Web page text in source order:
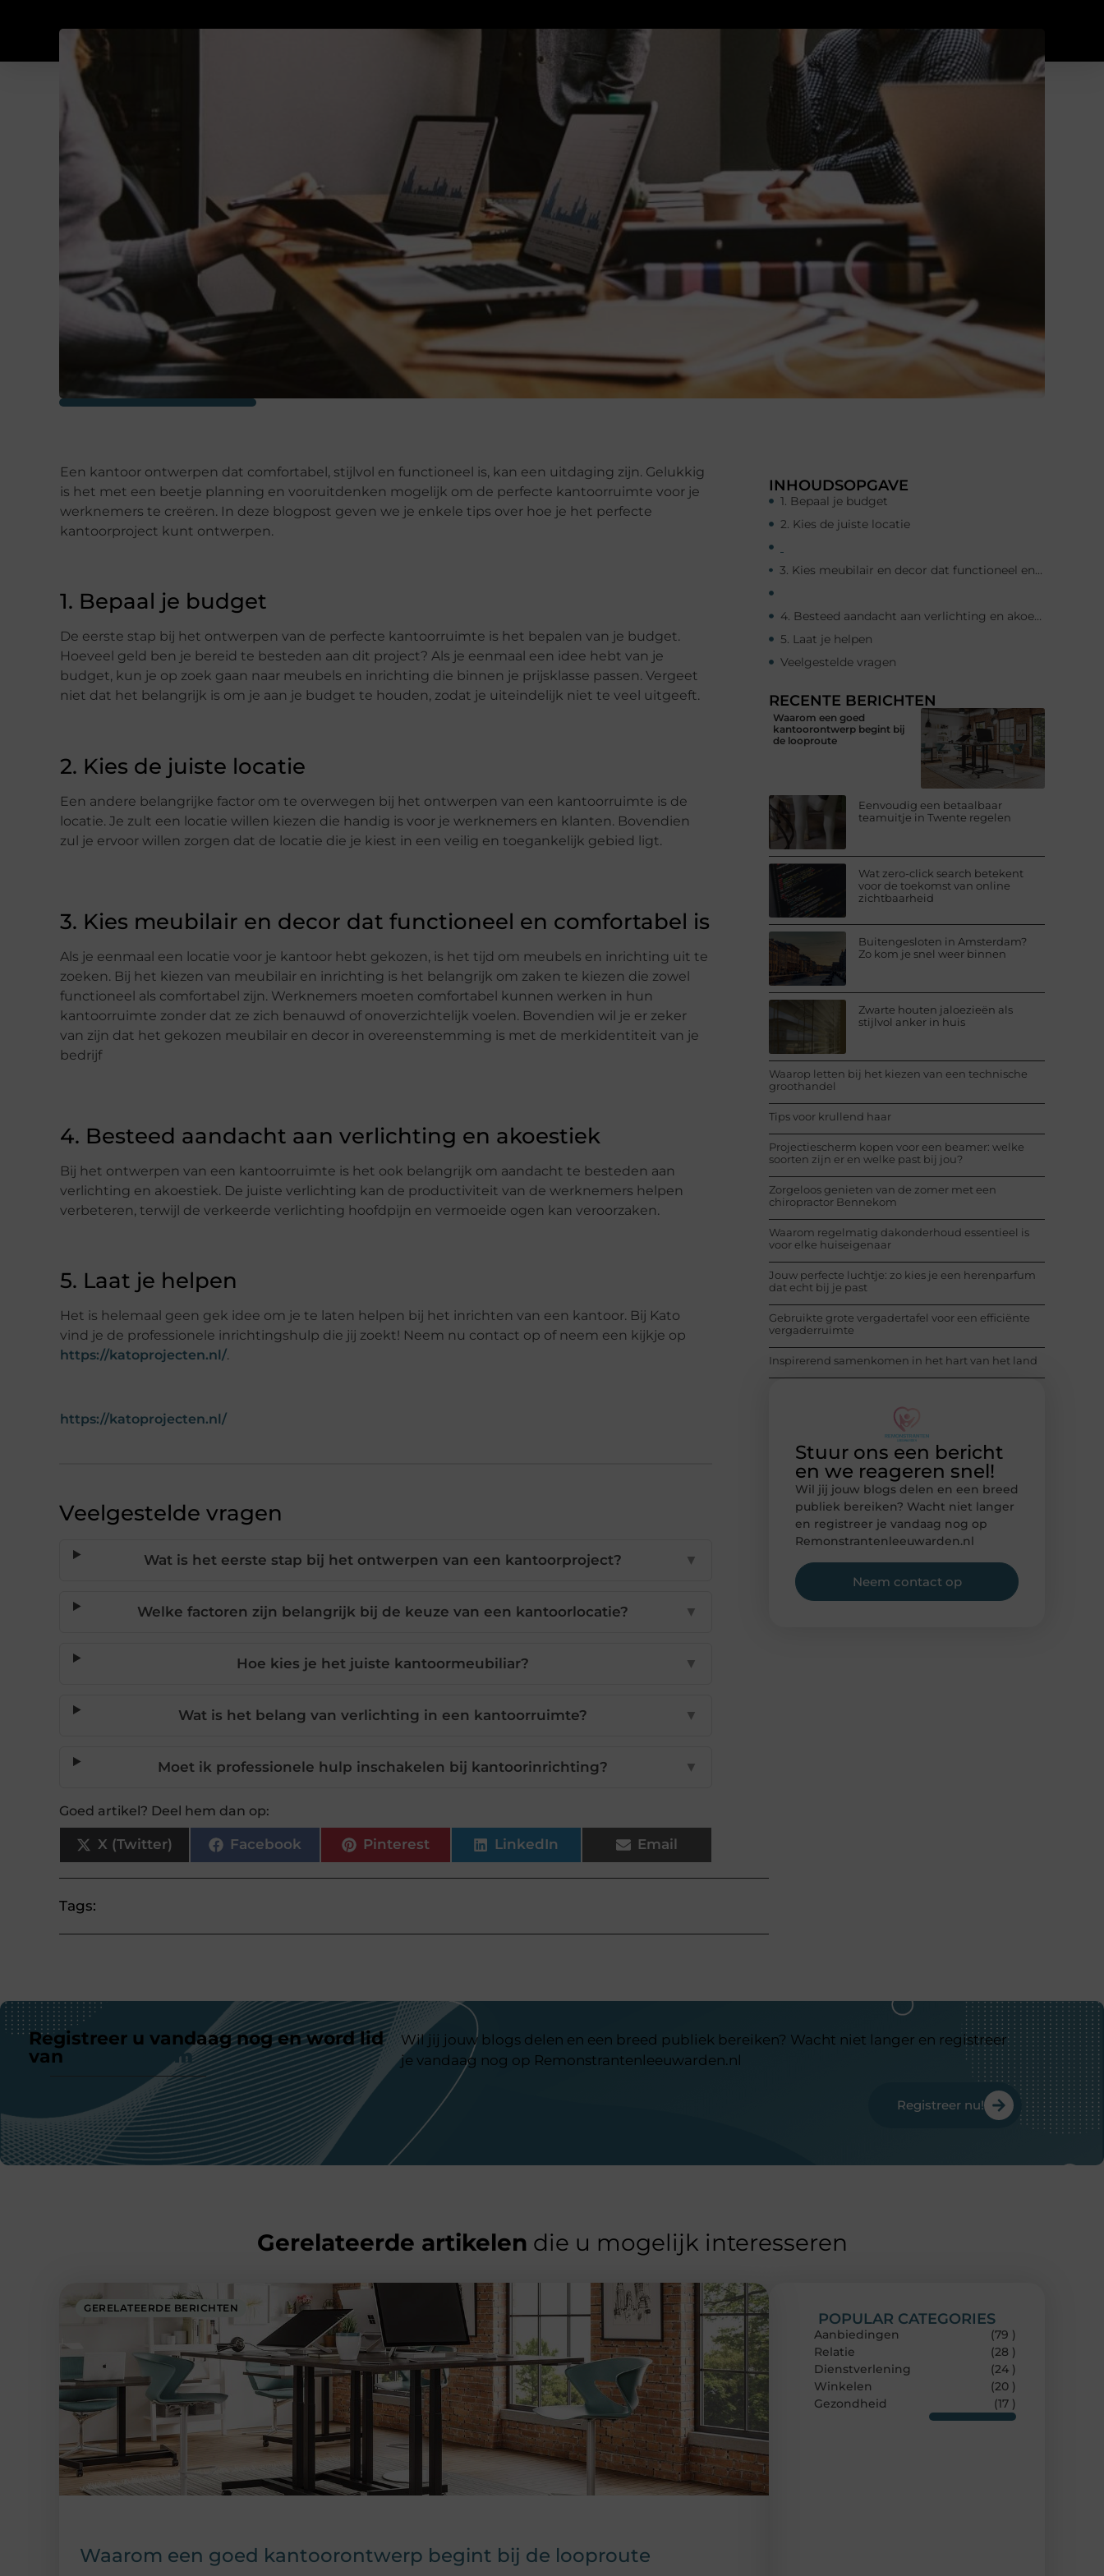
Een kantoor ontwerpen dat comfortabel, stijlvol en functioneel is, kan een uitdaging zijn. Gelukkig
is het met een beetje planning en vooruitdenken mogelijk om de perfecte kantoorruimte voor je
werknemers te creëren. In deze blogpost geven we je enkele tips over hoe je het perfecte
kantoorproject kunt ontwerpen.
1. Bepaal je budget
De eerste stap bij het ontwerpen van de perfecte kantoorruimte is het bepalen van je budget.
Hoeveel geld ben je bereid te besteden aan dit project? Als je eenmaal een idee hebt van je
budget, kun je op zoek gaan naar meubels en inrichting die binnen je prijsklasse passen. Vergeet
niet dat het belangrijk is om je aan je budget te houden, zodat je uiteindelijk niet te veel uitgeeft.
2. Kies de juiste locatie
Een andere belangrijke factor om te overwegen bij het ontwerpen van een kantoorruimte is de
locatie. Je zult een locatie willen kiezen die handig is voor je werknemers en klanten. Bovendien
zul je ervoor willen zorgen dat de locatie die je kiest in een veilig en toegankelijk gebied ligt.
3. Kies meubilair en decor dat functioneel en comfortabel is
Als je eenmaal een locatie voor je kantoor hebt gekozen, is het tijd om meubels en inrichting uit te
zoeken. Bij het kiezen van meubilair en inrichting is het belangrijk om zaken te kiezen die zowel
functioneel als comfortabel zijn. Werknemers moeten comfortabel kunnen werken in hun
kantoorruimte zonder dat ze zich benauwd of onoverzichtelijk voelen. Bovendien wil je er zeker
van zijn dat het gekozen meubilair en decor in overeenstemming is met de merkidentiteit van je
bedrijf
4. Besteed aandacht aan verlichting en akoestiek
Bij het ontwerpen van een kantoorruimte is het ook belangrijk om aandacht te besteden aan
verlichting en akoestiek. De juiste verlichting kan de productiviteit van de werknemers helpen
verbeteren, terwijl de verkeerde verlichting hoofdpijn en vermoeide ogen kan veroorzaken.
5. Laat je helpen
Het is helemaal geen gek idee om je te laten helpen bij het inrichten van een kantoor. Bij Kato
vind je de professionele inrichtingshulp die jij zoekt! Neem nu contact op of neem een kijkje op
https://katoprojecten.nl/.
https://katoprojecten.nl/
Veelgestelde vragen
Wat is het eerste stap bij het ontwerpen van een kantoorproject? ▼
Welke factoren zijn belangrijk bij de keuze van een kantoorlocatie? ▼
Hoe kies je het juiste kantoormeubiliar? ▼
Wat is het belang van verlichting in een kantoorruimte? ▼
Moet ik professionele hulp inschakelen bij kantoorinrichting? ▼
Goed artikel? Deel hem dan op:
X (Twitter) Facebook Pinterest LinkedIn Email
Tags:
INHOUDSOPGAVE
1. Bepaal je budget
2. Kies de juiste locatie
3. Kies meubilair en decor dat functioneel en comfortabel is
4. Besteed aandacht aan verlichting en akoestiek
5. Laat je helpen
Veelgestelde vragen
RECENTE BERICHTEN
Waarom een goed
kantoorontwerp begint bij
de looproute
Eenvoudig een betaalbaar
teamuitje in Twente regelen
Wat zero-click search betekent
voor de toekomst van online
zichtbaarheid
Buitengesloten in Amsterdam?
Zo kom je snel weer binnen
Zwarte houten jaloezieën als
stijlvol anker in huis
Waarop letten bij het kiezen van een technische
groothandel
Tips voor krullend haar
Projectiescherm kopen voor een beamer: welke
soorten zijn er en welke past bij jou?
Zorgeloos genieten van de zomer met een
chiropractor Bennekom
Waarom regelmatig dakonderhoud essentieel is
voor elke huiseigenaar
Jouw perfecte luchtje: zo kies je een herenparfum
dat echt bij je past
Gebruikte grote vergadertafel voor een efficiënte
vergaderruimte
Inspirerend samenkomen in het hart van het land
Stuur ons een bericht
en we reageren snel!
Wil jij jouw blogs delen en een breed
publiek bereiken? Wacht niet langer
en registreer je vandaag nog op
Remonstrantenleeuwarden.nl
Neem contact op
Registreer u vandaag nog en word lid
van
ons platform
Wil jij jouw blogs delen en een breed publiek bereiken? Wacht niet langer en registreer
je vandaag nog op Remonstrantenleeuwarden.nl
Registreer nu!
Gerelateerde artikelen die u mogelijk interesseren
GERELATEERDE BERICHTEN
Waarom een goed kantoorontwerp begint bij de looproute
POPULAR CATEGORIES
Aanbiedingen
(79 )
Relatie
(28 )
Dienstverlening
(24 )
Winkelen
(20 )
Gezondheid
(17 )